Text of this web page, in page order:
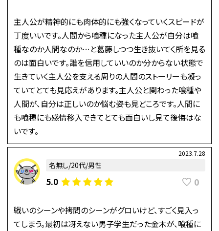
主人公が精神的にも肉体的にも強くなっていくスピードが
丁度いいです。人間から喰種になった主人公が自分は喰
種なのか人間なのか…と葛藤しつつ生き抜いてく所を見る
のは面白いです。誰を信用していいのか分からない状態で
生きていく主人公を支える周りの人間のストーリーも凝っ
ていてとても見応えがあります。主人公と関わった喰種や
人間が、自分は正しいのか悩む姿も見どころです。人間に
も喰種にも感情移入できてとても面白いし見て後悔はな
いです。
2023.7.28
名無し/20代/男性
5.0 0
戦いのシーンや拷問のシーンがグロいけど、すごく見入っ
てしまう。最初は冴えない男子学生だった金木が、喰種に